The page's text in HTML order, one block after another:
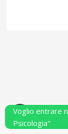
Voglio entrare
Psicologia"